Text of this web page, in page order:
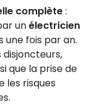
complète:
unélectricien
une fois par an.
que la prise de
les risques